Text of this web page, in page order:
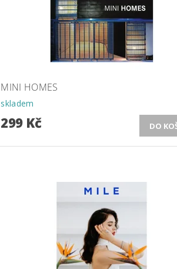
MINI HOMES
skladem
299 Kč